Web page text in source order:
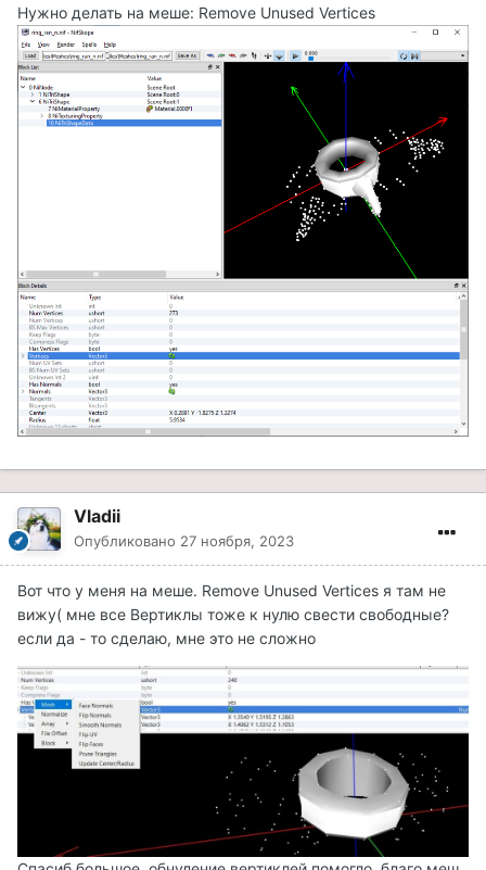
Нужно делать на меше: Remove Unused Vertices
Vladii
Опубликовано 27 ноября, 2023
Вот что у меня на меше. Remove Unused Vertices я там не
вижу( мне все Вертиклы тоже к нулю свести свободные?
если да - то сделаю, мне это не сложно